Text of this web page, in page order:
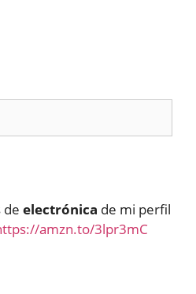
de electrónica de mi perfil
amzn.to/3lpr3mC